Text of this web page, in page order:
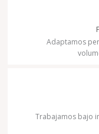
Adaptamos
Trabajamos bajo